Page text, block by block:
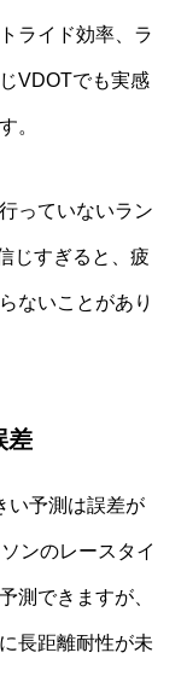
ライド効率、ラ
VDOTでも実感
。
っていないラン
じすぎると、疲
ないことがあり
差
い予測は誤差が
ンのレースタイ
測できますが、
長距離耐性が未